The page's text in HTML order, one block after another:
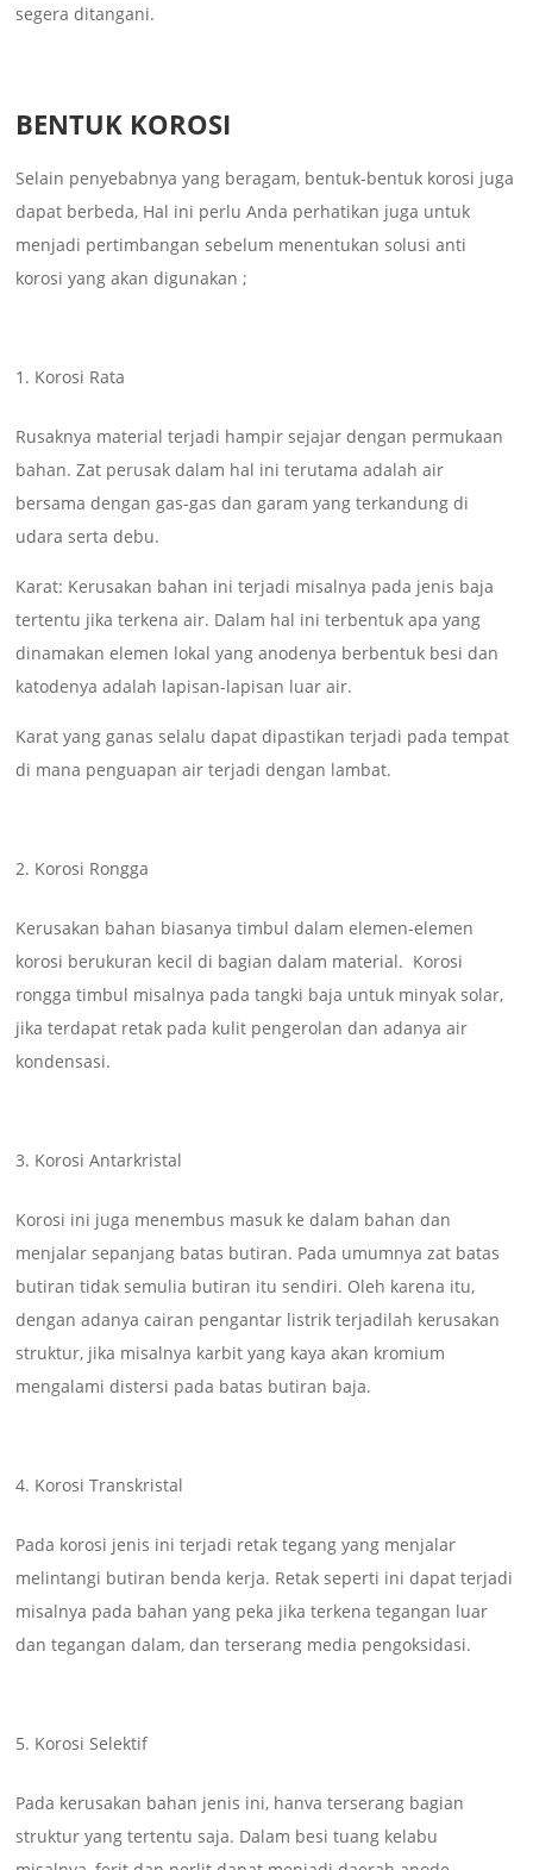
segera ditangani.
BENTUK KOROSI
Selain penyebabnya yang beragam, bentuk-bentuk korosi juga
dapat berbeda, Hal ini perlu Anda perhatikan juga untuk
menjadi pertimbangan sebelum menentukan solusi anti
korosi yang akan digunakan ;
Korosi Rata
Rusaknya material terjadi hampir sejajar dengan permukaan
bahan. Zat perusak dalam hal ini terutama adalah air
bersama dengan gas-gas dan garam yang terkandung di
udara serta debu.
Karat: Kerusakan bahan ini terjadi misalnya pada jenis baja
tertentu jika terkena air. Dalam hal ini terbentuk apa yang
dinamakan elemen lokal yang anodenya berbentuk besi dan
katodenya adalah lapisan-lapisan luar air.
Karat yang ganas selalu dapat dipastikan terjadi pada tempat
di mana penguapan air terjadi dengan lambat.
Korosi Rongga
Kerusakan bahan biasanya timbul dalam elemen-elemen
korosi berukuran kecil di bagian dalam material. Korosi
rongga timbul misalnya pada tangki baja untuk minyak solar,
jika terdapat retak pada kulit pengerolan dan adanya air
kondensasi.
Korosi Antarkristal
Korosi ini juga menembus masuk ke dalam bahan dan
menjalar sepanjang batas butiran. Pada umumnya zat batas
butiran tidak semulia butiran itu sendiri. Oleh karena itu,
dengan adanya cairan pengantar listrik terjadilah kerusakan
struktur, jika misalnya karbit yang kaya akan kromium
mengalami distersi pada batas butiran baja.
Korosi Transkristal
Pada korosi jenis ini terjadi retak tegang yang menjalar
melintangi butiran benda kerja. Retak seperti ini dapat terjadi
misalnya pada bahan yang peka jika terkena tegangan luar
dan tegangan dalam, dan terserang media pengoksidasi.
Korosi Selektif
Pada kerusakan bahan jenis ini, hanva terserang bagian
struktur yang tertentu saja. Dalam besi tuang kelabu